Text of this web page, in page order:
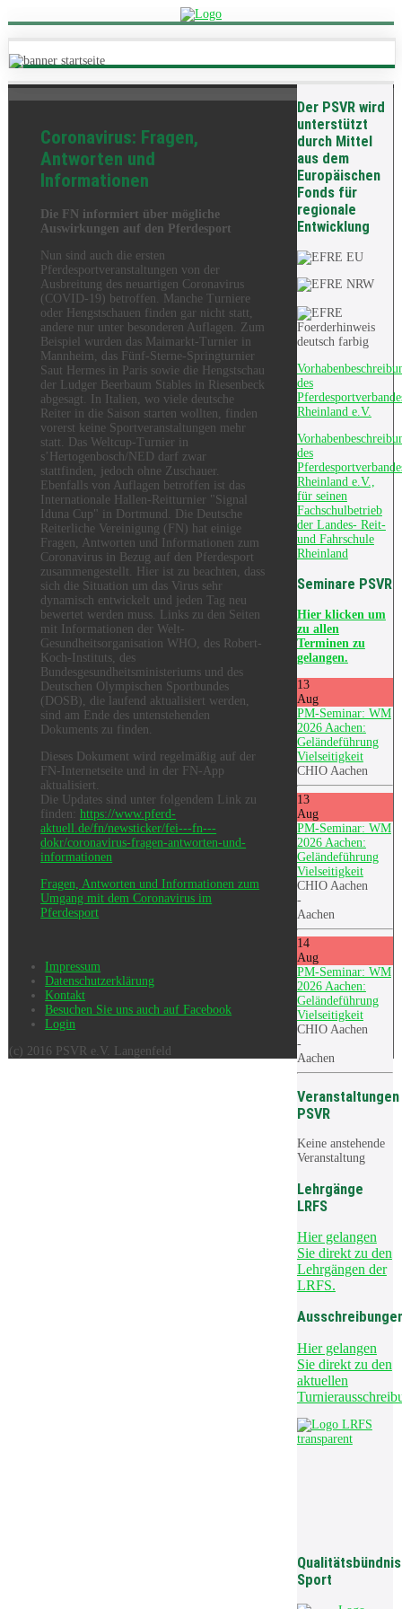
Der PSVR wird
unterstützt
durch Mittel
aus dem
Europäischen
Fonds für
regionale
Entwicklung
des
Rheinland e.V.
des
Rheinland e.V.,
für seinen
Fachschulbetrieb
der Landes- Reit-
und Fahrschule
Rheinland
Seminare PSVR
Hierklicken um
zu allen
Terminen zu
gelangen.
13
Aug
PM-Seminar: WM
2026 Aachen:
Geländeführung
Vielseitigkeit
CHIO Aachen
13
Aug
PM-Seminar: WM
2026 Aachen:
Geländeführung
Vielseitigkeit
CHIO Aachen
-
Aachen
14
Aug
PM-Seminar: WM
2026 Aachen:
Geländeführung
Vielseitigkeit
CHIO Aachen
-
Aachen
Veranstaltungen
PSVR
Keine anstehende
Veranstaltung
Lehrgänge
LRFS
Hier gelangen
Sie direkt zu den
Lehrgängen der
LRFS.
Hier gelangen
Sie direkt zu den
aktuellen
Qualitätsbündnis
Sport
Coronavirus: Fragen,
Antworten und
Informationen
Die FN informiert über mögliche
Auswirkungen auf den Pferdesport
Nun sind auch die ersten
Pferdesportveranstaltungen von der
Ausbreitung des neuartigen Coronavirus
(COVID-19) betroffen. Manche Turniere
oder Hengstschauen finden gar nicht statt,
andere nur unter besonderen Auflagen. Zum
Beispiel wurden das Maimarkt-Turnier in
Mannheim, das Fünf-Sterne-Springturnier
Saut Hermes in Paris sowie die Hengstschau
der Ludger Beerbaum Stables in Riesenbeck
abgesagt. In Italien, wo viele deutsche
Reiter in die Saison starten wollten, finden
vorerst keine Sportveranstaltungen mehr
statt. Das Weltcup-Turnier in
s’Hertogenbosch/NED darf zwar
stattfinden, jedoch ohne Zuschauer.
Ebenfalls von Auflagen betroffen ist das
Internationale Hallen-Reitturnier "Signal
Iduna Cup" in Dortmund. Die Deutsche
Reiterliche Vereinigung (FN) hat einige
Fragen, Antworten und Informationen zum
Coronavirus in Bezug auf den Pferdesport
zusammengestellt. Hier ist zu beachten, dass
sich die Situation um das Virus sehr
dynamisch entwickelt und jeden Tag neu
bewertet werden muss. Links zu den Seiten
mit Informationen der Welt-
Gesundheitsorganisation WHO, des Robert-
Koch-Instituts, des
Bundesgesundheitsministeriums und des
Deutschen Olympischen Sportbundes
(DOSB), die laufend aktualisiert werden,
sind am Ende des untenstehenden
Dokuments zu finden.
Dieses Dokument wird regelmäßig auf der
FN-Internetseite und in der FN-App
aktualisiert.
Die Updates sind unter folgendem Link zu
finden:https://www.pferd-
aktuell.de/fn/newsticker/fei---fn---
dokr/coronavirus-fragen-antworten-und-
informationen
Fragen, Antworten und Informationen zum
Umgang mit dem Coronavirus im
Pferdesport
Impressum
Datenschutzerklärung
Kontakt
Besuchen Sie uns auch auf Facebook
Login
(c) 2016 PSVR e.V. Langenfeld